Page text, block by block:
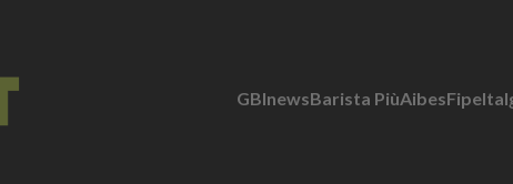
GBInewsBarista PiùAibesFipe